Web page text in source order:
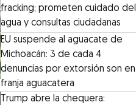
fracking; prometen cuidado del
agua y consultas ciudadanas
EU suspende al aguacate de
Michoacán: 3 de cada 4
denuncias por extorsión son en
franja aguacatera
Trump abre la chequera: